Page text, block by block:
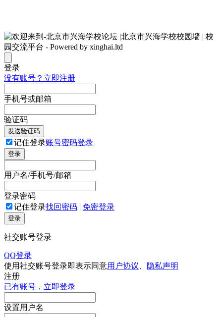
登录
没有账号？立即注册
手机号或邮箱
验证码
发送验证码
记住登录账号密码登录
登录
用户名/手机号/邮箱
登录密码
记住登录找回密码 | 免密登录
登录
社交账号登录
QQ登录
使用社交账号登录即表示同意用户协议
隐私声明
注册
已有账号，立即登录
设置用户名